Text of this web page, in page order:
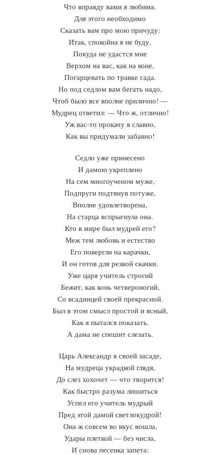
Что вправду вами я любима.
Для этого необходимо
Сказать вам про мою причуду:
Итак, спокойна я не буду,
Покуда не удастся мне
Верхом на вас, как на коне,
Погарцевать по травке сада.
Но под седлом вам бегать надо,
Чтоб было все вполне прилично! —
Мудрец ответил: — Что ж, отлично!
Уж вас-то прокачу я славно,
Как вы придумали забавно!
Седло уже принесено
И дамою укреплено
На сем многоученом муже,
Подпруги подтянув потуже,
Вполне удовлетворена,
На старца вспрыгнула она.
Кто в мире был мудрей его?
Меж тем любовь и естество
Его повергли на карачки,
И он готов для резвой скачки.
Уже царя учитель строгий
Бежит, как конь четвероногий,
Со всадницей своей прекрасной.
Был в этом смысл простой и ясный,
Как я пытался показать.
А дама не спешит слезать.
Царь Александр в своей засаде,
На мудреца украдкой глядя,
До слез хохочет — что творится!
Как быстро разума лишиться
Успел его учитель мудрый
Пред этой дамой светлокудрой!
Она ж совсем во вкус вошла,
Удары плеткой — без числа,
И снова песенка запета: